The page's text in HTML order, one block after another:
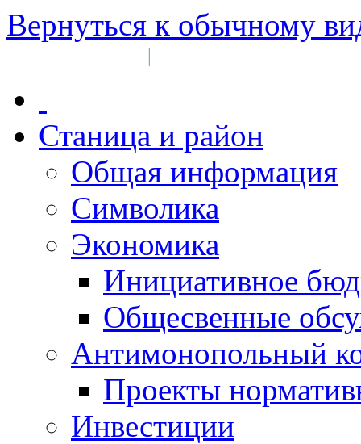
Вернуться к обычному
|
Станица и район
Общая информация
Символика
Экономика
Инициативное
Общесвенные
Антимонопольный
Проекты
Инвестиции